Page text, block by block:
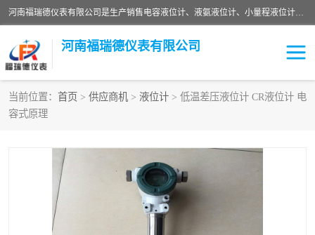
河南福瑞德仪表有限公司是生产销售电容液位计、液氨液位计、小量程液位计定制、智能锅炉水位计、液氮液位计等；并在产品开发、研制的过程中，吸取国内外仪器仪表的技术精华，建立了一支高、精、尖的科研开发队伍，使产品性能不断升级。
河南福瑞德仪表有限公司
当前位置： 首页 > 供应商机 > 液位计 > 低温差压液位计 CR液位计 电
容式原理
液位计
压力传感器
智能仪表 液氮液位计
差压变送器